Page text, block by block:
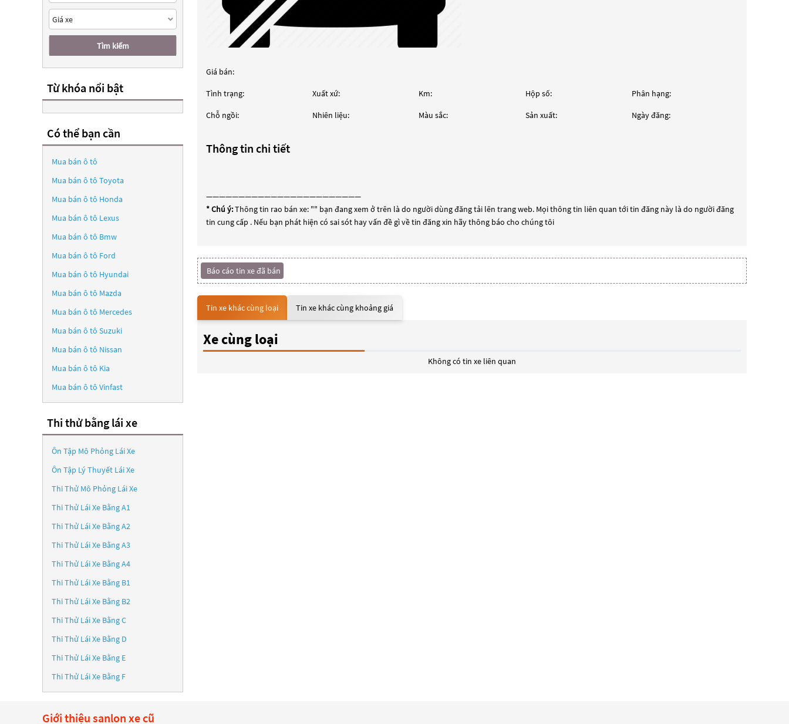
Giá bán:
Tình trạng: Xuất xứ: Km: Hộp số: Phân hạng:
Chỗ ngồi: Nhiên liệu: Màu sắc: Sản xuất: Ngày đăng:
Thông tin chi tiết
————————————————————————
* Chú ý:Thông tin rao bán xe: "" bạn đang xem ở trên là do người dùng đăng tải lên trang web. Mọi thông tin liên quan tới tin đăng này là do người đăng
tin cung cấp . Nếu bạn phát hiện có sai sót hay vấn đề gì về tin đăng xin hãy thông báo cho chúng tôi
Báo cáo tin xe đã bán
Tin xe khác cùng loại Tin xe khác cùng khoảng giá
Xe cùng loại
Không có tin xe liên quan
Tìm kiếm
Từ khóa nổi bật
Có thể bạn cần
Mua bán ô tô
Mua bán ô tô Toyota
Mua bán ô tô Honda
Mua bán ô tô Lexus
Mua bán ô tô Bmw
Mua bán ô tô Ford
Mua bán ô tô Hyundai
Mua bán ô tô Mazda
Mua bán ô tô Mercedes
Mua bán ô tô Suzuki
Mua bán ô tô Nissan
Mua bán ô tô Kia
Mua bán ô tô Vinfast
Thi thử bằng lái xe
Ôn Tập Mô Phỏng Lái Xe
Ôn Tập Lý Thuyết Lái Xe
Thi Thử Mô Phỏng Lái Xe
Thi Thử Lái Xe Bằng A1
Thi Thử Lái Xe Bằng A2
Thi Thử Lái Xe Bằng A3
Thi Thử Lái Xe Bằng A4
Thi Thử Lái Xe Bằng B1
Thi Thử Lái Xe Bằng B2
Thi Thử Lái Xe Bằng C
Thi Thử Lái Xe Bằng D
Thi Thử Lái Xe Bằng E
Thi Thử Lái Xe Bằng F
Giới thiệu sanlon xe cũ